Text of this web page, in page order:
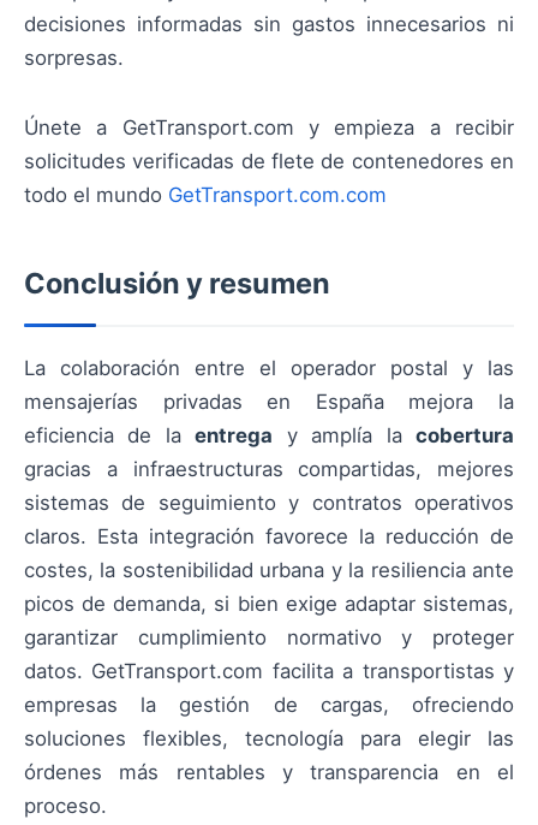
decisiones informadas sin gastos innecesarios ni
sorpresas.
Únete a GetTransport.com y empieza a recibir
solicitudes verificadas de flete de contenedores en
todo el mundo GetTransport.com.com
Conclusión y resumen
La colaboración entre el operador postal y las
mensajerías privadas en España mejora la
eficiencia de laentrega y amplía lacobertura
gracias a infraestructuras compartidas, mejores
sistemas de seguimiento y contratos operativos
claros. Esta integración favorece la reducción de
costes, la sostenibilidad urbana y la resiliencia ante
picos de demanda, si bien exige adaptar sistemas,
garantizar cumplimiento normativo y proteger
datos. GetTransport.com facilita a transportistas y
empresas la gestión de cargas, ofreciendo
soluciones flexibles, tecnología para elegir las
órdenes más rentables y transparencia en el
proceso.